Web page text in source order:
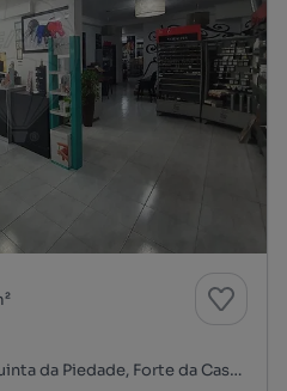
Praceta Palmira Bastos - Quinta da Piedade, Forte da Casa, Póvoa de Santa Iria e Forte da Casa, Vila Franca de Xira, Lisboa